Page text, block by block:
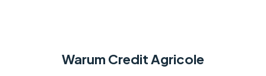
Warum Credit Agricole